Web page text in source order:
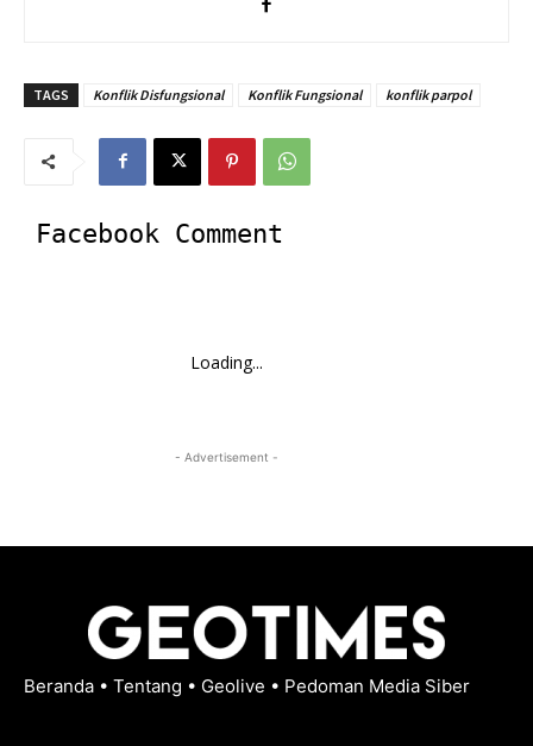
TAGS Konflik Disfungsional Konflik Fungsional konflik parpol
Facebook Comment
Loading...
- Advertisement -
Beranda • Tentang • Geolive • Pedoman Media Siber